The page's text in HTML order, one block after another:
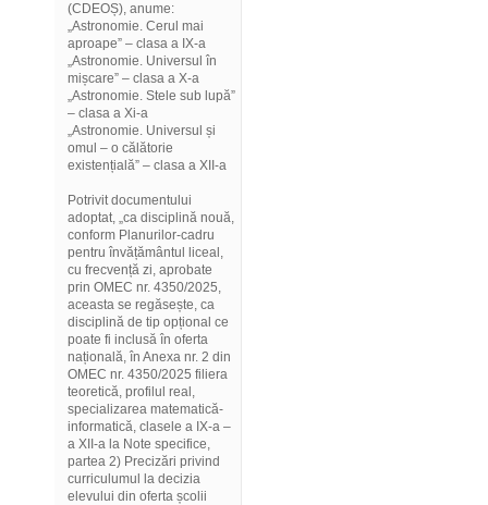
(CDEOȘ), anume:
„Astronomie. Cerul mai
aproape” – clasa a IX-a
„Astronomie. Universul în
mișcare” – clasa a X-a
„Astronomie. Stele sub lupă”
– clasa a Xi-a
„Astronomie. Universul și
omul – o călătorie
existențială” – clasa a XII-a
Potrivit documentului
adoptat, „ca disciplină nouă,
conform Planurilor-cadru
pentru învățământul liceal,
cu frecvență zi, aprobate
prin OMEC nr. 4350/2025,
aceasta se regăsește, ca
disciplină de tip opțional ce
poate fi inclusă în oferta
națională, în Anexa nr. 2 din
OMEC nr. 4350/2025 filiera
teoretică, profilul real,
specializarea matematică-
informatică, clasele a IX-a –
a XII-a la Note specifice,
partea 2) Precizări privind
curriculumul la decizia
elevului din oferta școlii